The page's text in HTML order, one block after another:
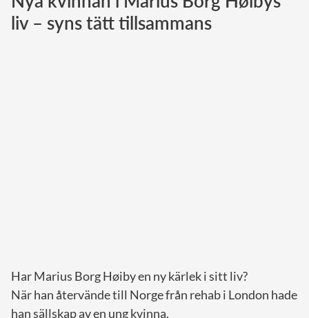
Norska kungahuset
liv – syns tätt tillsammans
Har Marius Borg Høiby en ny kärlek i sitt liv?
När han återvände till Norge från rehab i London hade
han sällskap av en ung kvinna.